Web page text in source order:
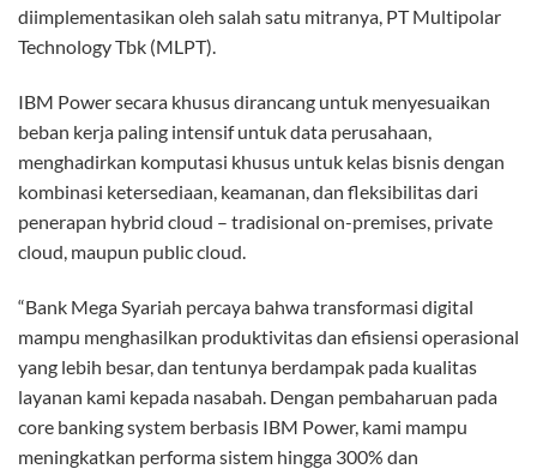
diimplementasikan oleh salah satu mitranya, PT Multipolar
Technology Tbk (MLPT).
IBM Power secara khusus dirancang untuk menyesuaikan
beban kerja paling intensif untuk data perusahaan,
menghadirkan komputasi khusus untuk kelas bisnis dengan
kombinasi ketersediaan, keamanan, dan fleksibilitas dari
penerapan hybrid cloud – tradisional on-premises, private
cloud, maupun public cloud.
“Bank Mega Syariah percaya bahwa transformasi digital
mampu menghasilkan produktivitas dan efisiensi operasional
yang lebih besar, dan tentunya berdampak pada kualitas
layanan kami kepada nasabah. Dengan pembaharuan pada
core banking system berbasis IBM Power, kami mampu
meningkatkan performa sistem hingga 300% dan